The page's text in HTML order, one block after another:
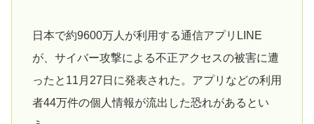
日本で約9600万人が利用する通信アプリLINE
が、サイバー攻撃による不正アクセスの被害に遭
ったと11月27日に発表された。アプリなどの利用
者44万件の個人情報が流出した恐れがあるとい